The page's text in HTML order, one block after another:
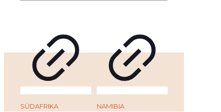
SÜDAFRIKA NAMIBIA